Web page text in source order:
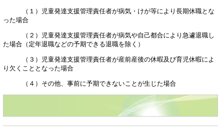
（１）児童発達支援管理責任者が病気・けが等により長期休職とな
った場合
（２）児童発達支援管理責任者が病気や自己都合により急遽退職し
た場合（定年退職などの予期できる退職を除く）
（３）児童発達支援管理責任者が産前産後の休暇及び育児休暇によ
り欠くこととなった場合
（４）その他、事前に予期できないことが生じた場合